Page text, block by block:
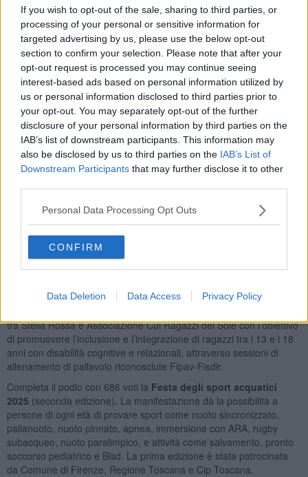
If you wish to opt-out of the sale, sharing to third parties, or
processing of your personal or sensitive information for
targeted advertising by us, please use the below opt-out
section to confirm your selection. Please note that after your
opt-out request is processed you may continue seeing
interest-based ads based on personal information utilized by
us or personal information disclosed to third parties prior to
your opt-out. You may separately opt-out of the further
disclosure of your personal information by third parties on the
IAB’s list of downstream participants. This information may
also be disclosed by us to third parties on the IAB’s List of
Downstream Participants that may further disclose it to other
Personal Data Processing Opt Outs
CONFIRM
Data Deletion Data Access Privacy Policy
ristrutturazione di vari impianti di valore a partire dallo stadio di
atletica Ridolfi. Ricordo che il Coni forniva fondi per realizzare gli
impianti, poi però se ne è smantellata la capacità operativa ridotta
al 10%. Da governatore ho cercato di colmare un vuoto; abbiamo
messo 75 milioni per 234 Comuni in 5 anni, con contributi fino a
400mila euro che hanno stimolato ad avviare riqualificazioni di
impianti. In Toscana abbiamo 10.600 società sportive con 800
impianti e altrettante società di gestione. Anche lo Stato può dare la
sua mano, penso al bando sport per le periferie. A Firenze
lavoriamo su San Bartolo a Cintoia per un offrire un impianto per il
nuoto a una zona, l'Isolotto, che ha solo una piccola piscina. Infine,
dobbiamo tutti ricordare che lo sport crea comunità, pensiamo solo
al volontariato che si muove attorno al mondo sportivo".
Le società e i progetti premiati:
Il primo classificato con 828 voti è ilTrofeo Coni Toscana,un
torneo di scacchi aperto a tutti i ragazzi nati dal 2015 al 2011 che si
svolgerà in un’unica giornata lungo 6 turni di gioco con tempo di
riflessione 20+10. I primi 4 classificati, comprendenti almeno una
ragazza, formeranno la Squadra Toscana che parteciperà alle
sessione estiva. Secondo classificato con 777 votiOltre la rete: il
tra Stella Rossa e Associazione Cui Ragazzi del Sole con l'obiettivo
di promuovere l’inclusione e l’integrazione di ragazzi tra i 13 e i 18
anni con disabilità cognitive e relazionali, attraverso sessioni di
allenamento di pallavolo riconosciute Fipav-Fisdir.
Completa il podio con 686 voti la Festa degli sport acquatici
2025 (seconda edizione). La manifestazione dà la possibilità a
persone di ogni età di provare sport come nuoto sincronizzato,
pallanuoto, nuoto pinnato, apnea, immersione con ARA, rugby
subacqueo, nuoto paralimpico, e attività come salvamento, pronto
soccorso pediatrico e Blsd. La prima edizione è stata patrocinata
da Comune di Firenze, Regione Toscana e Cip Toscana.